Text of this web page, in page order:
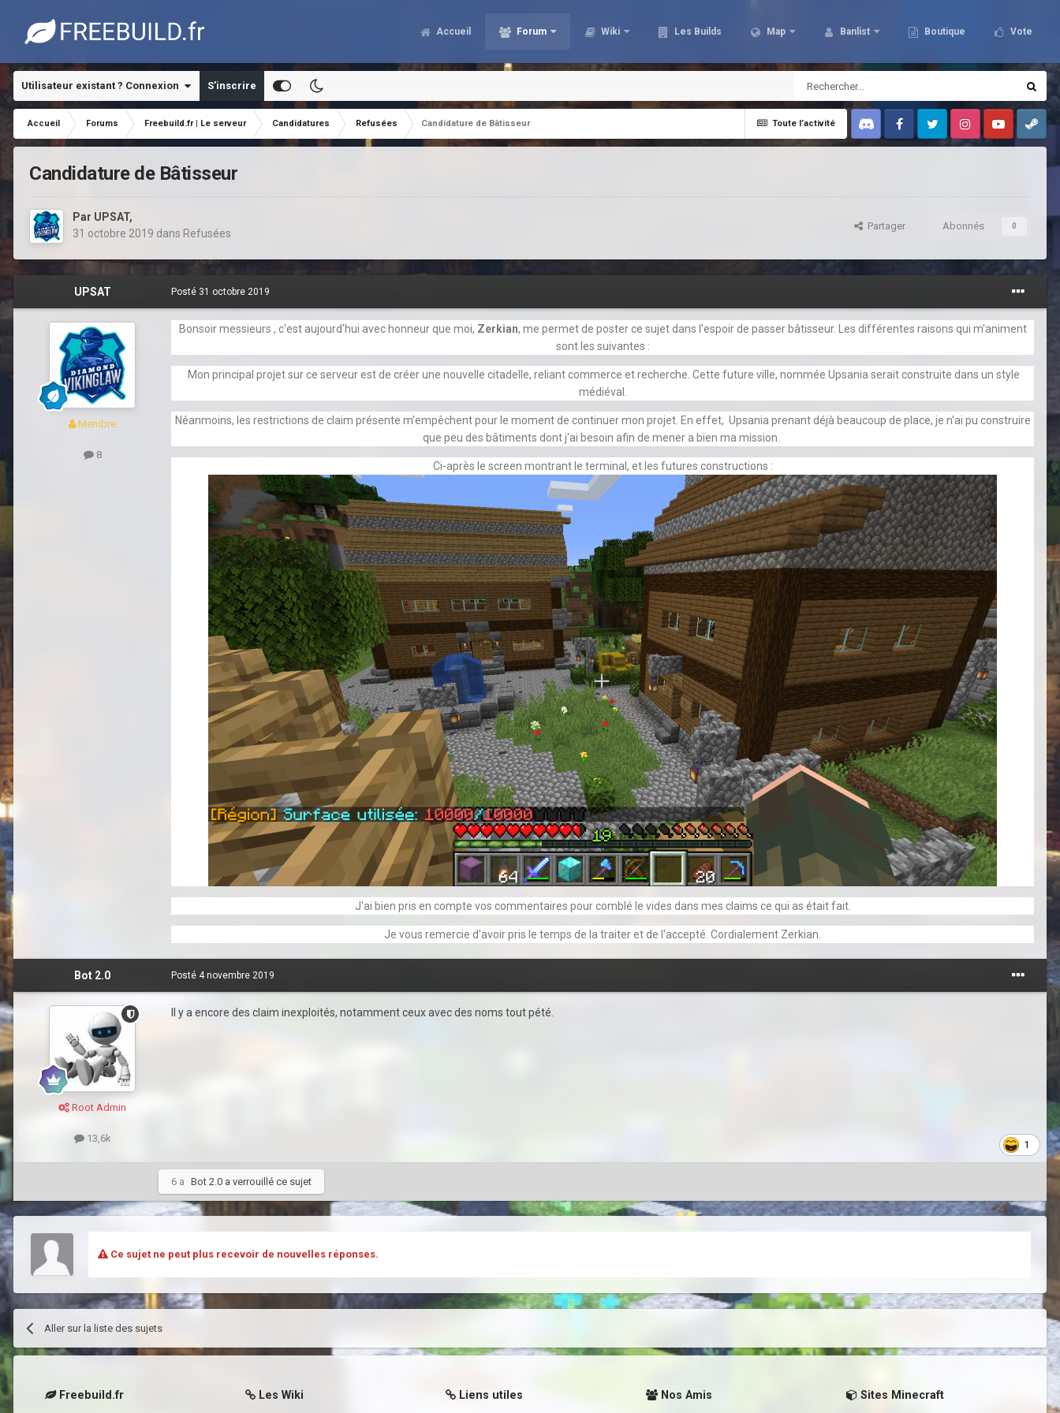
Accueil Forum Wiki Les Builds Map Banlist Boutique Vote
Utilisateur existant ? Connexion S’inscrire
Toute l’activité
Accueil Forums Freebuild.fr | Le serveur Candidatures Refusées
Candidature de Bâtisseur
DiscordFacebookTwitter InstagramYoutubeSteam
Candidature de Bâtisseur
Par UPSAT,
31 octobre 2019 dans Refusées
Partager Abonnés 0
UPSAT
Membre
8
Posté 31 octobre 2019
Bonsoir messieurs , c'est aujourd'hui avec honneur que moi, Zerkian, me permet de poster ce sujet dans l'espoir de passer bâtisseur. Les différentes raisons qui m'animent
sont les suivantes :
Mon principal projet sur ce serveur est de créer une nouvelle citadelle, reliant commerce et recherche. Cette future ville, nommée Upsania serait construite dans un style
médiéval.
Néanmoins, les restrictions de claim présente m’empêchent pour le moment de continuer mon projet. En effet, Upsania prenant déjà beaucoup de place, je n'ai pu construire
que peu des bâtiments dont j'ai besoin afin de mener a bien ma mission.
Ci-après le screen montrant le terminal, et les futures constructions :
J'ai bien pris en compte vos commentaires pour comblé le vides dans mes claims ce qui as était fait.
Je vous remercie d'avoir pris le temps de la traiter et de l'accepté. Cordialement Zerkian.
Bot 2.0
Root Admin
13,6k
Posté 4 novembre 2019
Il y a encore des claim inexploités, notamment ceux avec des noms tout pété.
1
6 a Bot 2.0 a verrouillé ce sujet
Ce sujet ne peut plus recevoir de nouvelles réponses.
Aller sur la liste des sujets
Freebuild.fr Les Wiki Liens utiles Nos Amis Sites Minecraft